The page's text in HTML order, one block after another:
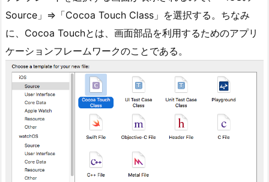
Source」⇒「Cocoa Touch Class」を選択する。ちなみ
に、Cocoa Touchとは、画面部品を利用するためのアプリ
ケーションフレームワークのことである。